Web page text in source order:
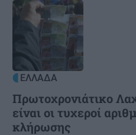
Image
ΕΛΛΑΔΑ
Πρωτοχρονιάτικο
είναι οι τυχεροί
κλήρωσης